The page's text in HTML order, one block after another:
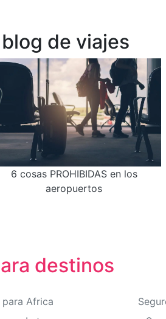
de viajes
6 cosas PROHIBIDAS en los
aeropuertos
destinos
para Africa